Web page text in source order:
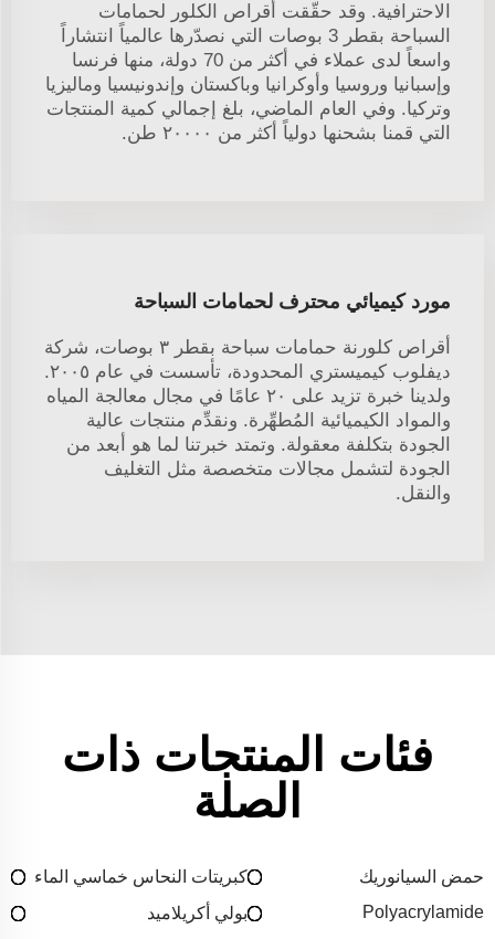
الاحترافية. وقد حقّقت أقراص الكلور لحمامات
السباحة بقطر 3 بوصات التي نصدّرها عالمياً انتشاراً
واسعاً لدى عملاء في أكثر من 70 دولة، منها فرنسا
وإسبانيا وروسيا وأوكرانيا وباكستان وإندونيسيا وماليزيا
وتركيا. وفي العام الماضي، بلغ إجمالي كمية المنتجات
التي قمنا بشحنها دولياً أكثر من ٢٠٠٠٠ طن.
مورد كيميائي محترف لحمامات السباحة
أقراص كلورنة حمامات سباحة بقطر ٣ بوصات، شركة
ديفلوب كيميستري المحدودة، تأسست في عام ٢٠٠٥.
ولدينا خبرة تزيد على ٢٠ عامًا في مجال معالجة المياه
والمواد الكيميائية المُطهِّرة. ونقدِّم منتجات عالية
الجودة بتكلفة معقولة. وتمتد خبرتنا لما هو أبعد من
الجودة لتشمل مجالات متخصصة مثل التغليف
والنقل.
فئات المنتجات ذات
الصلة
حمض السيانوريك
كبريتات النحاس خماسي الماء
Polyacrylamide
بولي أكريلاميد